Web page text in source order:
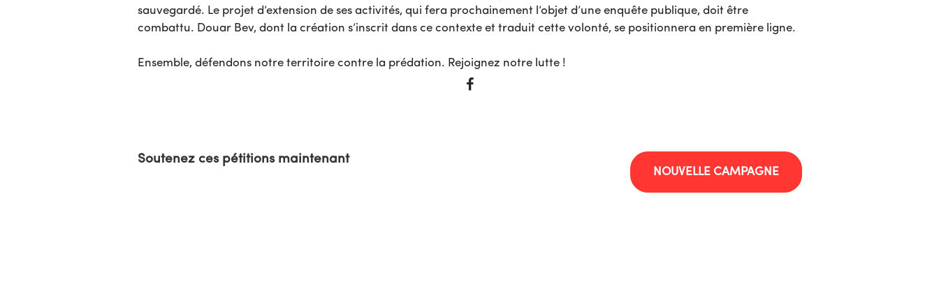
sauvegardé. Le projet d’extension de ses activités, qui fera prochainement l’objet d’une enquête publique, doit être
combattu. Douar Bev, dont la création s’inscrit dans ce contexte et traduit cette volonté, se positionnera en première ligne.
Ensemble, défendons notre territoire contre la prédation. Rejoignez notre lutte !
NOUVELLE CAMPAGNE
Soutenez ces pétitions maintenant